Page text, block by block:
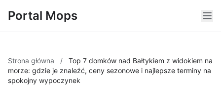
Portal Mops
Strona główna /
Top 7 domków nad Bałtykiem z widokiem na
morze: gdzie je znaleźć, ceny sezonowe i najlepsze terminy na
spokojny wypoczynek